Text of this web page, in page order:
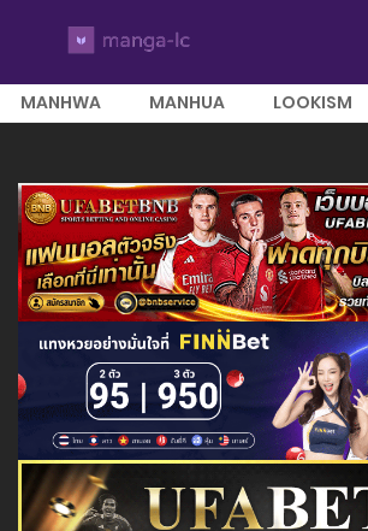
MANHWA MANHUA LOOKISM